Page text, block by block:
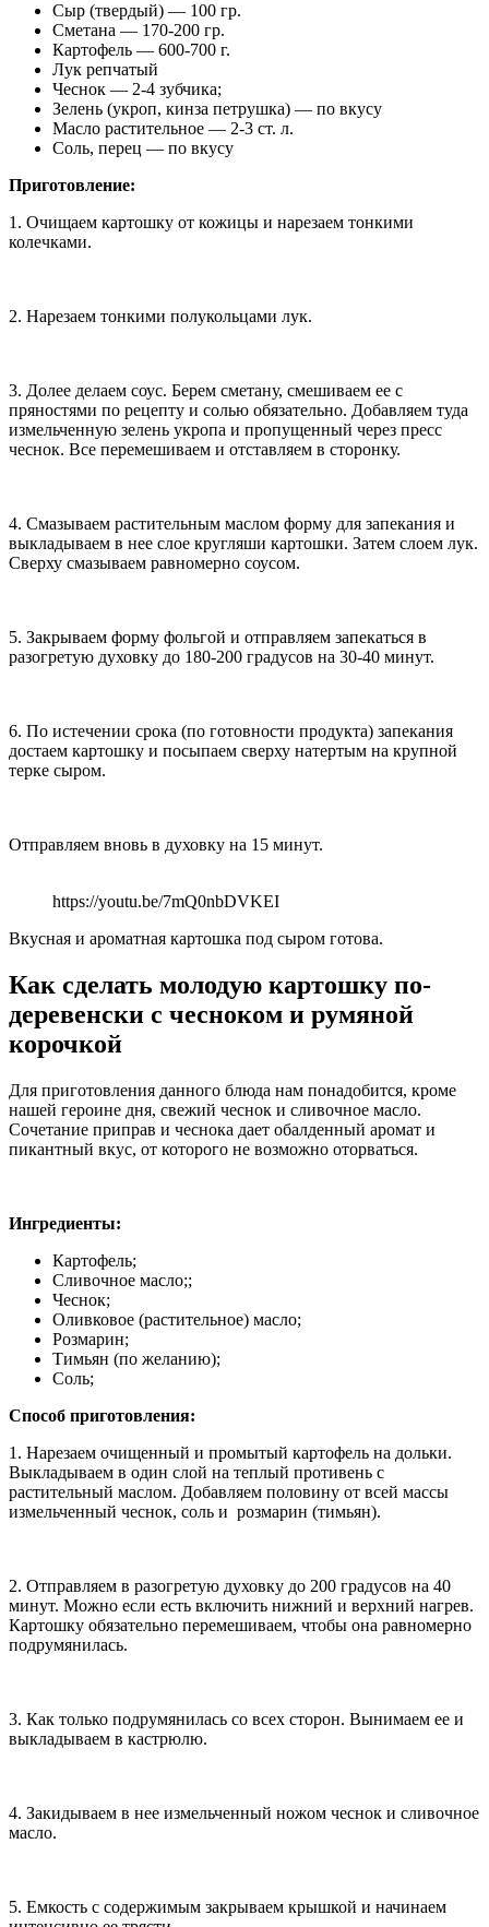
Сыр (твердый) — 100 гр.
Сметана — 170-200 гр.
Картофель — 600-700 г.
Лук репчатый
Чеснок — 2-4 зубчика;
Зелень (укроп, кинза петрушка) — по вкусу
Масло растительное — 2-3 ст. л.
Соль, перец — по вкусу
Приготовление:
1. Очищаем картошку от кожицы и нарезаем тонкими
колечками.
2. Нарезаем тонкими полукольцами лук.
3. Долее делаем соус. Берем сметану, смешиваем ее с
пряностями по рецепту и солью обязательно. Добавляем туда
измельченную зелень укропа и пропущенный через пресс
чеснок. Все перемешиваем и отставляем в сторонку.
4. Смазываем растительным маслом форму для запекания и
выкладываем в нее слое кругляши картошки. Затем слоем лук.
Сверху смазываем равномерно соусом.
5. Закрываем форму фольгой и отправляем запекаться в
разогретую духовку до 180-200 градусов на 30-40 минут.
6. По истечении срока (по готовности продукта) запекания
достаем картошку и посыпаем сверху натертым на крупной
терке сыром.
Отправляем вновь в духовку на 15 минут.
https://youtu.be/7mQ0nbDVKEI
Вкусная и ароматная картошка под сыром готова.
Как сделать молодую картошку по-
деревенски с чесноком и румяной
корочкой
Для приготовления данного блюда нам понадобится, кроме
нашей героине дня, свежий чеснок и сливочное масло.
Сочетание приправ и чеснока дает обалденный аромат и
пикантный вкус, от которого не возможно оторваться.
Ингредиенты:
Картофель;
Сливочное масло;;
Чеснок;
Оливковое (растительное) масло;
Розмарин;
Тимьян (по желанию);
Соль;
Способ приготовления:
1. Нарезаем очищенный и промытый картофель на дольки.
Выкладываем в один слой на теплый противень с
растительный маслом. Добавляем половину от всей массы
измельченный чеснок, соль и розмарин (тимьян).
2. Отправляем в разогретую духовку до 200 градусов на 40
минут. Можно если есть включить нижний и верхний нагрев.
Картошку обязательно перемешиваем, чтобы она равномерно
подрумянилась.
3. Как только подрумянилась со всех сторон. Вынимаем ее и
выкладываем в кастрюлю.
4. Закидываем в нее измельченный ножом чеснок и сливочное
масло.
5. Емкость с содержимым закрываем крышкой и начинаем